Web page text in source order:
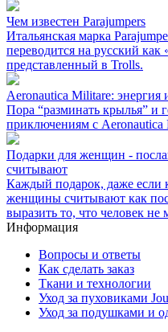
Чем известен Parajumpers
Итальянская марка
переводится на русский
представленный в Trolls.
Aeronautica Militare: энергия
Пора “разминать крылья” и
приключениям с Aeronautica
Подарки для женщин -
считывают
Каждый подарок, даже если
женщины считывают как
выразить то, что человек не
Информация
Вопросы и ответы
Как сделать заказ
Ткани и технологии
Уход за пуховиками
Уход за подушками и